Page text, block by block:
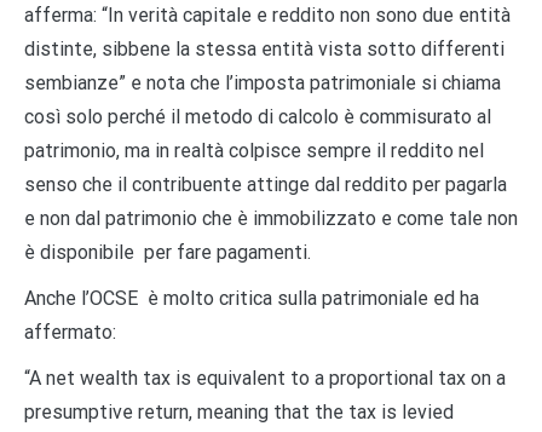
afferma: “In verità capitale e reddito non sono due entità
distinte, sibbene la stessa entità vista sotto differenti
sembianze” e nota che l’imposta patrimoniale si chiama
così solo perché il metodo di calcolo è commisurato al
patrimonio, ma in realtà colpisce sempre il reddito nel
senso che il contribuente attinge dal reddito per pagarla
e non dal patrimonio che è immobilizzato e come tale non
è disponibile per fare pagamenti.
Anche l’OCSE è molto critica sulla patrimoniale ed ha
affermato:
“A net wealth tax is equivalent to a proportional tax on a
presumptive return, meaning that the tax is levied